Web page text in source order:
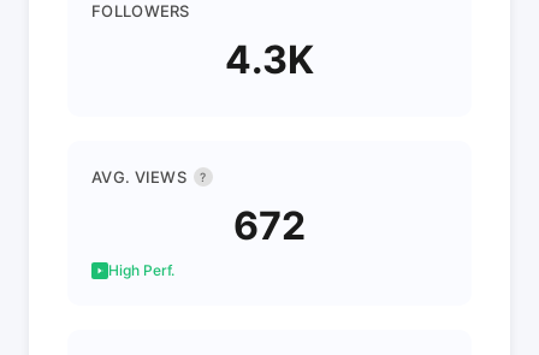
FOLLOWERS
4.3K
AVG. VIEWS ?
672
High Perf.